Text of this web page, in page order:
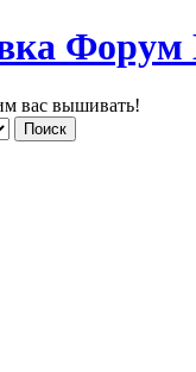
вас вышивать!